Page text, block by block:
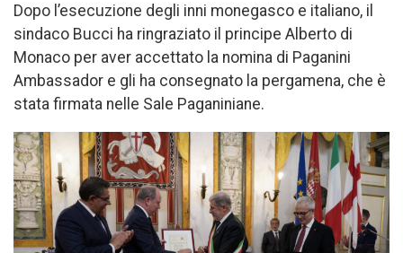
Dopo l’esecuzione degli inni monegasco e italiano, il
sindaco Bucci ha ringraziato il principe Alberto di
Monaco per aver accettato la nomina di Paganini
Ambassador e gli ha consegnato la pergamena, che è
stata firmata nelle Sale Paganiniane.